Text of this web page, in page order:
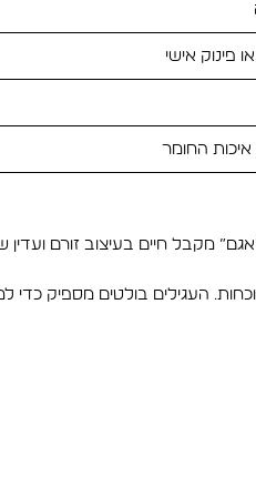
פינוק אישי
מקבל חיים בעיצוב זורם ועדין